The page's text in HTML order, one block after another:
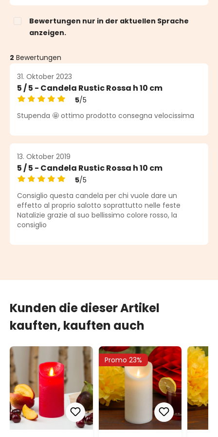
Bewertungen nur in der aktuellen Sprache
anzeigen.
2 Bewertungen
31. Oktober 2023
5 / 5 - Candela Rustic Rossa h 10 cm
Durchschnittliche Bewertung von 5 von 5 Sternen
5/5
Stupenda 🤩 ottimo prodotto consegna velocissima
13. Oktober 2019
5 / 5 - Candela Rustic Rossa h 10 cm
Durchschnittliche Bewertung von 5 von 5 Sternen
5/5
Consiglio questa candela per chi vuole dare un
effetto al proprio salotto soprattutto nelle feste
Natalizie grazie al suo bellissimo colore rosso, la
consiglio
Kunden die dieser Artikel
kauften, kauften auch
Promo 23%